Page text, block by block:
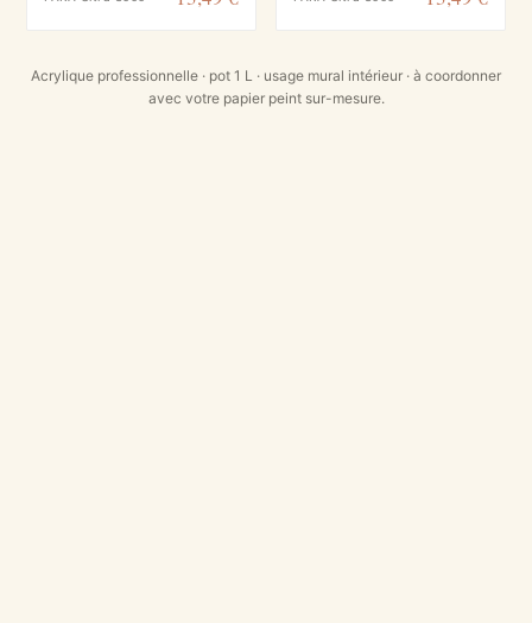
Acrylique professionnelle · pot 1 L · usage mural intérieur · à coordonner
avec votre papier peint sur-mesure.